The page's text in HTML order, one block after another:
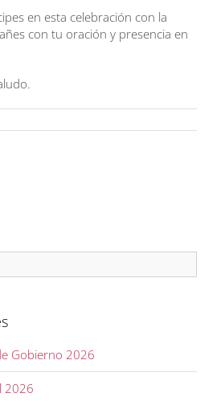
en esta celebración con la
con tu oración y presencia en
Gobierno 2026
2026